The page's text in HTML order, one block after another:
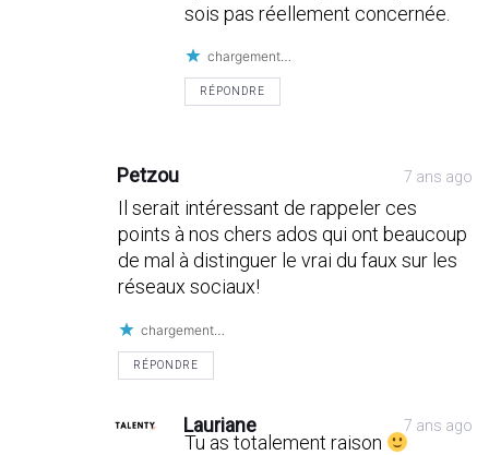
sois pas réellement concernée.
chargement…
RÉPONDRE
Petzou 7 ans ago
Il serait intéressant de rappeler ces
points à nos chers ados qui ont beaucoup
de mal à distinguer le vrai du faux sur les
réseaux sociaux!
chargement…
RÉPONDRE
Lauriane 7 ans ago
Tu as totalement raison